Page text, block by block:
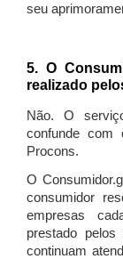
seu
5. O
realizado
Não. O
confunde com
Procons.
O
consumidor
empresas
prestado
continuam